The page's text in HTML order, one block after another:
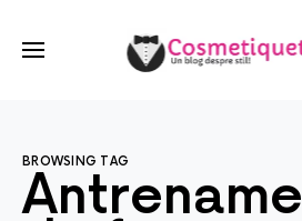
BROWSING TAG